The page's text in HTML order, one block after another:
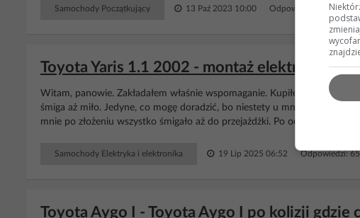
Samochody Początkujący 13 Paź 2023 10:00 Odpowiedzi: 12
Toyota Yaris 1.1 2002 - montaż
Witam, panowie. Zakładałem właśnie wspomaganie. Kupiłem kolumnę
śmiga aż miło. Jedyne, co mogę doradzić, bo niestety u mnie się to
mnie po złożeniu wszystko śmigało aż do przejażdżki. Po odbyciu jazdy
Samochody Elektryka i elektronika 19 Lip 2025 06:52 Odpowiedzi:
Toyota Aygo I - Toyota Aygo I po kolizji gdzie